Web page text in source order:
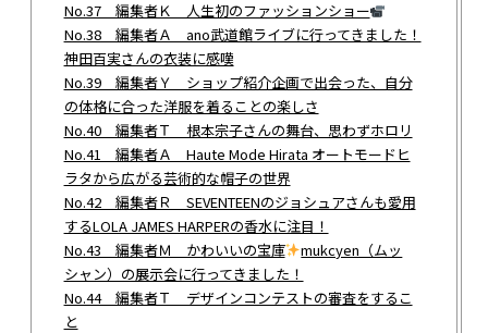
No.37 編集者Ｋ 人生初のファッションショー
No.38 編集者Ａ ano武道館ライブに行ってきました！
神田百実さんの衣装に感嘆
No.39 編集者Ｙ ショップ紹介企画で出会った、自分
の体格に合った洋服を着ることの楽しさ
No.40 編集者Ｔ 根本宗子さんの舞台、思わずホロリ
No.41 編集者Ａ Haute Mode Hirata オートモードヒ
ラタから広がる芸術的な帽子の世界
No.42 編集者Ｒ SEVENTEENのジョシュアさんも愛用
するLOLA JAMES HARPERの香水に注目！
No.43 編集者Ｍ かわいいの宝庫
mukcyen（ムッ
シャン）の展示会に行ってきました！
No.44 編集者Ｔ デザインコンテストの審査をするこ
と